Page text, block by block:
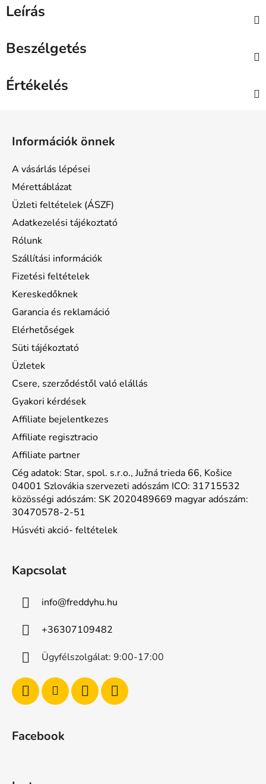
Leírás
Beszélgetés
Értékelés
Információk önnek
A vásárlás lépései
Mérettáblázat
Üzleti feltételek (ÁSZF)
Adatkezelési tájékoztató
Rólunk
Szállítási információk
Fizetési feltételek
Kereskedőknek
Garancia és reklamáció
Elérhetőségek
Süti tájékoztató
Üzletek
Csere, szerződéstől való elállás
Gyakori kérdések
Affiliate bejelentkezes
Affiliate regisztracio
Affiliate partner
Cég adatok: Star, spol. s.r.o., Južná trieda 66, Košice
04001 Szlovákia szervezeti adószám ICO: 31715532
közösségi adószám: SK 2020489669 magyar adószám:
30470578-2-51
Húsvéti akció- feltételek
Kapcsolat
info@freddyhu.hu
+36307109482
Ügyfélszolgálat: 9:00-17:00
Facebook